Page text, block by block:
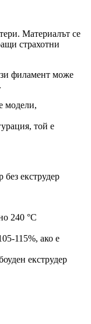
Материалът се
страхотни
филамент може
модели,
той е
екструдер
240 °С
115%, ако е
екструдер